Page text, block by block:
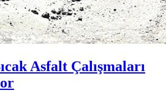
Asfalt Çalışmaları